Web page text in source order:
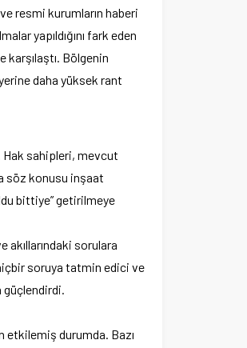
resmi kurumların haberi
yapıldığını fark eden
karşılaştı. Bölgenin
daha yüksek rant
Hak sahipleri, mevcut
söz konusu inşaat
bittiye” getirilmeye
sorulara
soruya tatmin edici ve
güçlendirdi.
durumda. Bazı